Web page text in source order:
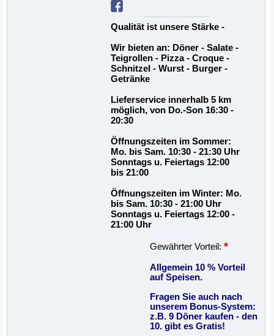
Qualität ist unsere Stärke -
Wir bieten an: Döner - Salate -
Teigrollen - Pizza - Croque -
Schnitzel - Wurst - Burger -
Getränke
Lieferservice innerhalb 5 km
möglich, von Do.-Son 16:30 -
20:30
Öffnungszeiten im Sommer:
Mo. bis Sam. 10:30 - 21:30 Uhr
Sonntags u. Feiertags 12:00
bis 21:00
Öffnungszeiten im Winter: Mo.
bis Sam. 10:30 - 21:00 Uhr
Sonntags u. Feiertags 12:00 -
21:00 Uhr
Gewährter Vorteil: *
Allgemein 10 % Vorteil
auf Speisen.
Fragen Sie auch nach
unserem Bonus-System:
z.B. 9 Döner kaufen - den
10. gibt es Gratis!